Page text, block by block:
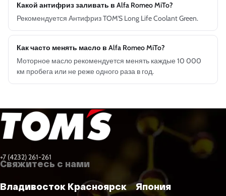
Какой антифриз заливать в Alfa Romeo MiTo?
Рекомендуется Антифриз TOM'S Long Life Coolant Green.
Как часто менять масло в Alfa Romeo MiTo?
Моторное масло рекомендуется менять каждые 10 000
км пробега или не реже одного раза в год.
+7 (4232) 261-261
Свяжитесь с нами
Владивосток Красноярск Япония